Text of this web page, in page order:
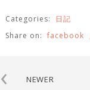
Categories:
日記
Share on: facebook
‹ NEWER